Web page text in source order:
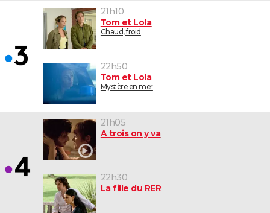
21h10
Tom et Lola
Chaud, froid
22h50
Tom et Lola
Mystère en mer
21h05
A trois on y va
22h30
La fille du RER